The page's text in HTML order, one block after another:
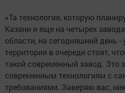
«Та технология, которую
Казани и еще на четырех
области, на сегодняшний день -
территории в очереди стоят,
такой современный завод. Это
современным технологиям с
требованиями. Заверяю вас,